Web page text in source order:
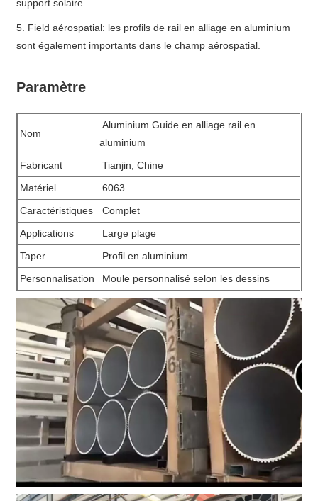
support solaire
5. Field aérospatial: les profils de rail en alliage en aluminium
sont également importants dans le champ aérospatial.
Paramètre
Nom
Aluminium Guide en alliage rail en
aluminium
Fabricant
Tianjin, Chine
Matériel
6063
Caractéristiques
Complet
Applications
Large plage
Taper
Profil en aluminium
Personnalisation
Moule personnalisé selon les dessins